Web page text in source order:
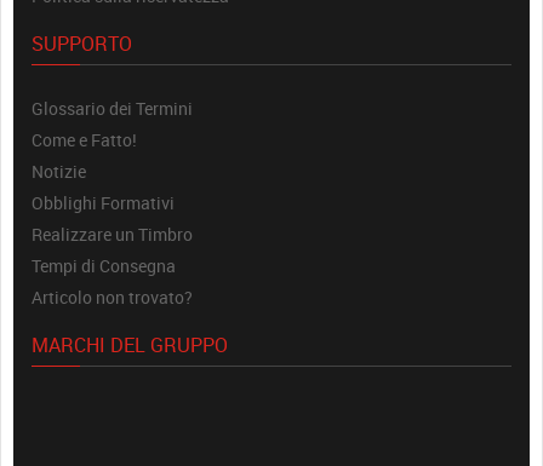
SUPPORTO
Glossario dei Termini
Come e Fatto!
Notizie
Obblighi Formativi
Realizzare un Timbro
Tempi di Consegna
Articolo non trovato?
MARCHI DEL GRUPPO